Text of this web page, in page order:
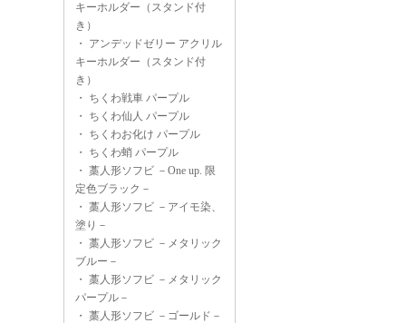
キーホルダー（スタンド付
き）
・ アンデッドゼリー アクリル
キーホルダー（スタンド付
き）
・ ちくわ戦車 パープル
・ ちくわ仙人 パープル
・ ちくわお化け パープル
・ ちくわ蛸 パープル
・ 藁人形ソフビ －One up. 限
定色ブラック－
・ 藁人形ソフビ －アイモ染、
塗り－
・ 藁人形ソフビ －メタリック
ブルー－
・ 藁人形ソフビ －メタリック
パープル－
・ 藁人形ソフビ －ゴールド－